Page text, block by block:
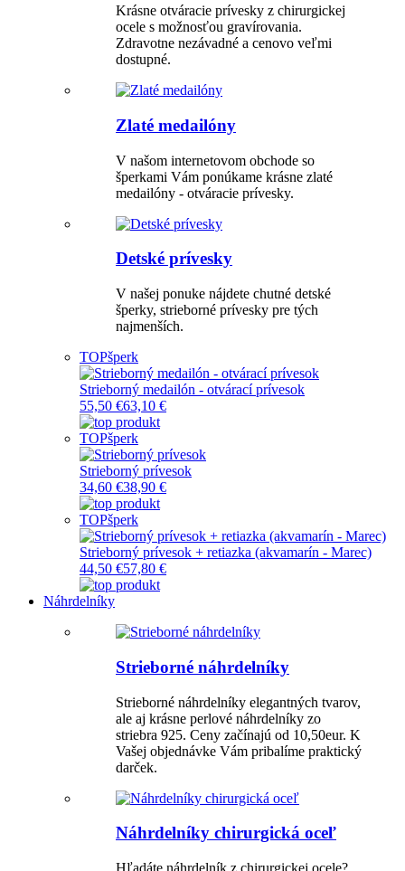
Krásne otváracie prívesky z chirurgickej
ocele s možnosťou gravírovania.
Zdravotne nezávadné a cenovo veľmi
dostupné.
Zlaté medailóny
V našom internetovom obchode so
šperkami Vám ponúkame krásne zlaté
medailóny - otváracie prívesky.
Detské prívesky
V našej ponuke nájdete chutné detské
šperky, strieborné prívesky pre tých
najmenších.
TOPšperk
Strieborný medailón - otvárací prívesok
55,50 €63,10 €
TOPšperk
Strieborný prívesok
34,60 €38,90 €
TOPšperk
Strieborný prívesok + retiazka (akvamarín - Marec)
44,50 €57,80 €
Náhrdelníky
Strieborné náhrdelníky
Strieborné náhrdelníky elegantných tvarov,
ale aj krásne perlové náhrdelníky zo
striebra 925. Ceny začínajú od 10,50eur. K
Vašej objednávke Vám pribalíme praktický
darček.
Náhrdelníky chirurgická oceľ
Hľadáte náhrdelník z chirurgickej ocele?